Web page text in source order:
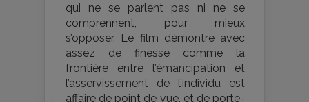
qui ne se parlent pas ni ne se
comprennent, pour mieux
s’opposer. Le film démontre avec
assez de finesse comme la
frontière entre l’émancipation et
l’asservissement de l’individu est
affaire de point de vue, et de porte-